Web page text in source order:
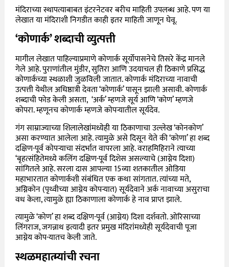
मंदिराच्या स्थापत्याबाबत इंटरनेटवर बरीच माहिती उपलब्ध आहे. पण या
लेखात या मंदिराशी निगडीत काही इतर माहिती जाणून घेवू.
‘कोणार्क’ शब्दाची व्युत्पत्ती
मागील लेखात पाहिल्याप्रमाणे कोणार्क सूर्योपासनेचे तिसरे केंद्र मानले
गेले आहे. पुराणांतील मुंडीर, सुतिरा आणि उदयाचल ही ठिकाणे प्रसिद्ध
कोणार्कच्या स्थळाशी जुळविली जातात. कोणार्क मंदिराच्या नावाची
उत्पत्ती येथील अधिष्ठात्री देवता ‘कोणार्क’ पासून झाली असावी. कोणार्क
शब्दाची फोड केली असता, ‘अर्क’ म्हणजे सूर्य आणि ‘कोण’ म्हणजे
कोपरा. म्हणूनच कोणार्क म्हणजे कोपऱ्यातील सूर्यदेव.
गंग साम्राज्याच्या शिलालेखांमध्येही या ठिकाणाचा उल्लेख ‘कोनकोण’
असा करण्यात आलेला आहे. त्यामुळे असे दिसून येते की ‘कोणा’ हा शब्द
दक्षिण-पूर्व कोपऱ्याचा संदर्भात वापरला आहे. वराहमिहिराने त्याच्या
‘बृहत्संहितेमध्ये कलिंग दक्षिण-पूर्व दिशेस असल्याचे (आग्नेय दिशा)
सांगितले आहे. सरला दास आपल्या 15व्या शतकातील ओडिया
महाभारतात कोणार्कशी संबंधित एक कथा सांगतात. त्यांच्या मते,
अग्निकोन (पृथ्वीच्या आग्नेय कोपऱ्यात) सूर्यदेवाने अर्क नावाच्या असुराचा
वध केला, त्यामुळे ह्या ठिकाणाला कोणार्क हे नाव प्राप्त झाले.
त्यामुळे ‘कोण’ हा शब्द दक्षिण-पूर्व (आग्नेय) दिशा दर्शवतो. ओरिसाच्या
लिंगराज, जगन्नाथ इत्यादी इतर प्रमुख मंदिरांमध्येही सूर्यदेवाची पूजा
आग्नेय कोप-यातच केली जाते.
स्थळमहात्म्यांची रचना